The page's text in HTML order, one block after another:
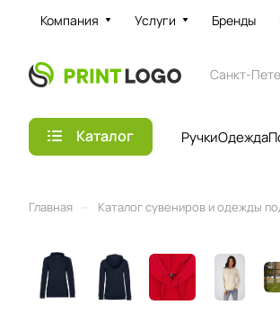
Компания Услуги Бренды
Санкт-
Каталог РучкиОдежда
Главная Каталог сувениров и одежды